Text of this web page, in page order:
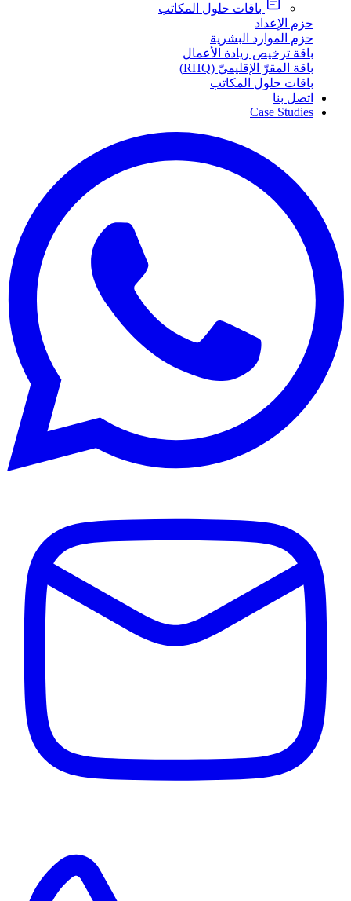
باقات حلول المكاتب
حزم الإعداد
حزم الموارد البشرية
باقة ترخيص ريادة الأعمال
باقة المقرّ الإقليميّ (RHQ)
باقات حلول المكاتب
اتصل بنا
Case Studies